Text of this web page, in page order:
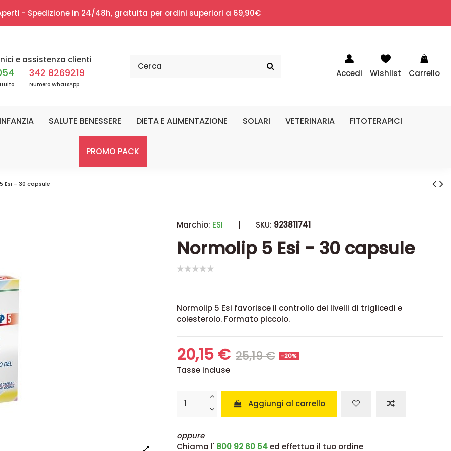
- Spedizione in 24/48h, gratuita per ordini superiori a 69,90€
e assistenza clienti
342 8269219
Numero WhatsApp
Accedi Wishlist Carrello
SALUTE BENESSERE DIETA E ALIMENTAZIONE SOLARI VETERINARIA FITOTERAPICI
PROMO PACK
Esi - 30 capsule
Marchio: ESI | SKU: 923811741
Normolip 5 Esi - 30 capsule
Normolip 5 Esi favorisce il controllo dei livelli di triglicedi e
colesterolo. Formato piccolo.
20,15 € 25,19 € -20%
Tasse incluse
Aggiungi al carrello
oppure
Chiama l' 800 92 60 54ed effettua il tuo ordine